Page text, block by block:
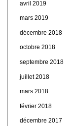
avril 2019
mars 2019
décembre 2018
octobre 2018
septembre 2018
juillet 2018
mars 2018
février 2018
décembre 2017